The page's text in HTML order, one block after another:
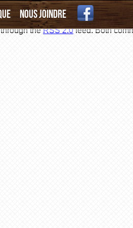
Nous joindre
through theRSS 2.0feed. Both